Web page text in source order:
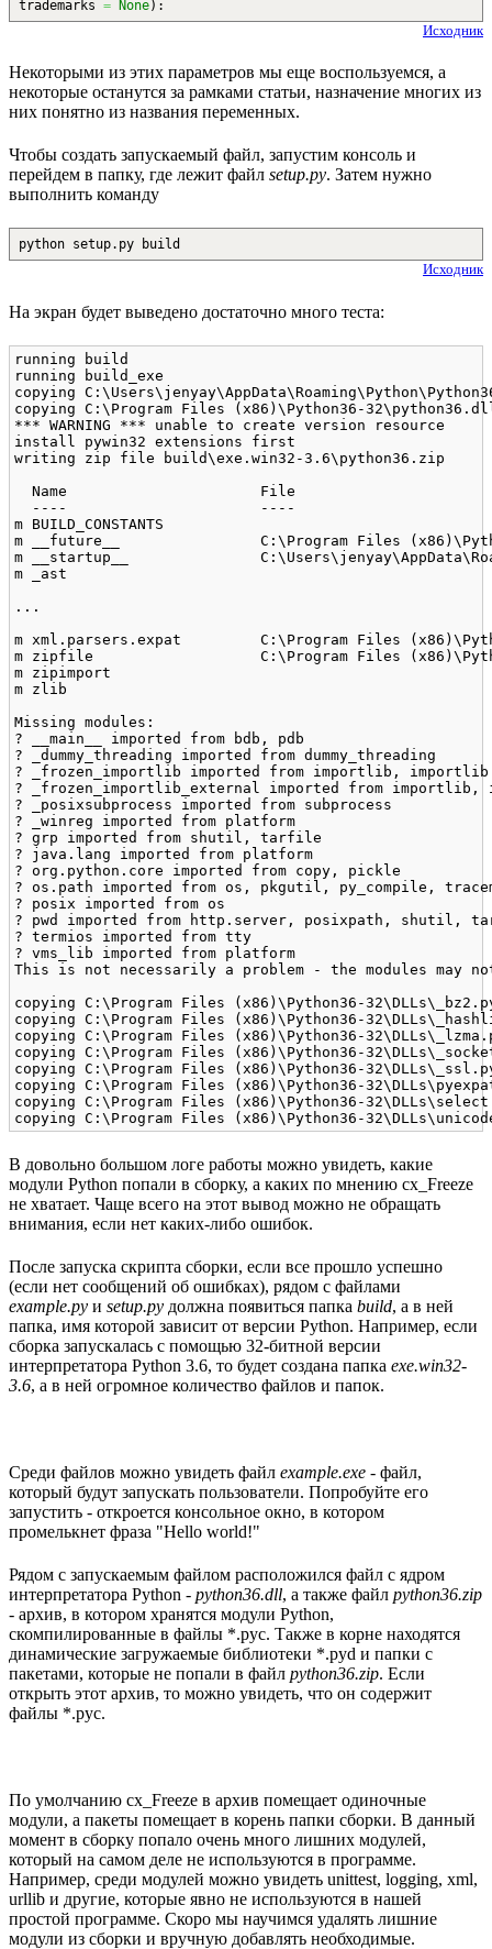
trademarks = None) :
Исходник
Некоторыми из этих параметров мы еще воспользуемся, а
некоторые останутся за рамками статьи, назначение многих из
них понятно из названия переменных.
Чтобы создать запускаемый файл, запустим консоль и
перейдем в папку, где лежит файл setup.py. Затем нужно
выполнить команду
python setup.py build
Исходник
На экран будет выведено достаточно много теста:
running build
running build_exe
copying
copying C:\Program Files (x86)\Python36-
*** WARNING *** unable to create version resource
install pywin32 extensions first
writing zip file build\exe.win32-3.6\python36.zip
  Name                      File
  ----                      ----
m BUILD_CONSTANTS
m __future__                C:\Program Files
m __startup__
m _ast
...
m xml.parsers.expat         C:\Program Files
m zipfile                   C:\Program Files
m zipimport
m zlib
Missing modules:
? __main__ imported from bdb, pdb
? _dummy_threading imported from dummy_threading
? _frozen_importlib imported from importlib,
? _frozen_importlib_external imported from
? _posixsubprocess imported from subprocess
? _winreg imported from platform
? grp imported from shutil, tarfile
? java.lang imported from platform
? org.python.core imported from copy, pickle
? os.path imported from os, pkgutil, py_compile,
? posix imported from os
? pwd imported from http.server, posixpath, shutil,
? termios imported from tty
? vms_lib imported from platform
This is not necessarily a problem - the modules may
copying C:\Program Files (x86)\Python36-
copying C:\Program Files (x86)\Python36-
copying C:\Program Files (x86)\Python36-
copying C:\Program Files (x86)\Python36-
copying C:\Program Files (x86)\Python36-
copying C:\Program Files (x86)\Python36-
copying C:\Program Files (x86)\Python36-
В довольно большом логе работы можно увидеть, какие
модули Python попали в сборку, а каких по мнению cx_Freeze
не хватает. Чаще всего на этот вывод можно не обращать
внимания, если нет каких-либо ошибок.
После запуска скрипта сборки, если все прошло успешно
(если нет сообщений об ошибках), рядом с файлами
example.py и setup.py должна появиться папка build, а в ней
папка, имя которой зависит от версии Python. Например, если
сборка запускалась с помощью 32-битной версии
интерпретатора Python 3.6, то будет создана папка exe.win32-
3.6, а в ней огромное количество файлов и папок.
Среди файлов можно увидеть файл example.exe - файл,
который будут запускать пользователи. Попробуйте его
запустить - откроется консольное окно, в котором
промелькнет фраза "Hello world!"
Рядом с запускаемым файлом расположился файл с ядром
интерпретатора Python - python36.dll, а также файл python36.zip
- архив, в котором хранятся модули Python,
скомпилированные в файлы *.pyc. Также в корне находятся
динамические загружаемые библиотеки *.pyd и папки с
пакетами, которые не попали в файл python36.zip. Если
открыть этот архив, то можно увидеть, что он содержит
файлы *.pyc.
По умолчанию cx_Freeze в архив помещает одиночные
модули, а пакеты помещает в корень папки сборки. В данный
момент в сборку попало очень много лишних модулей,
который на самом деле не используются в программе.
Например, среди модулей можно увидеть unittest, logging, xml,
urllib и другие, которые явно не используются в нашей
простой программе. Скоро мы научимся удалять лишние
модули из сборки и вручную добавлять необходимые.